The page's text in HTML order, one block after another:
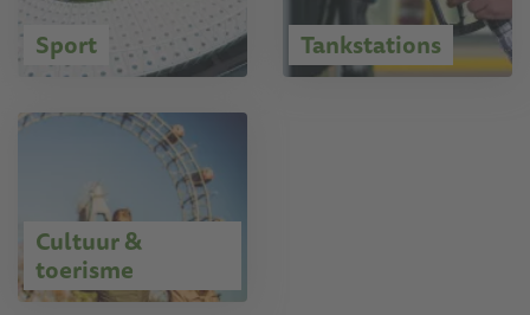
Sport Tankstations
Cultuur &
toerisme